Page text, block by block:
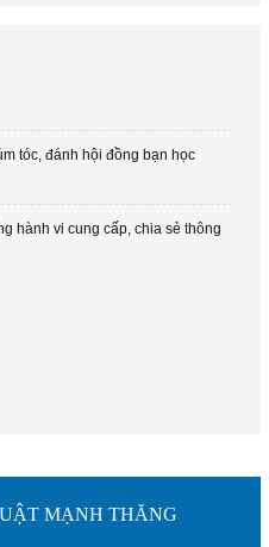
tóc, đánh hội đồng bạn học
hành vi cung cấp, chia sẻ thông
bị truy tố trong vụ lừa đảo bán
MẠNH THĂNG